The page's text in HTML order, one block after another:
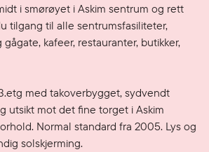
i smørøyet i Askim sentrum og rett
tilgang til alle sentrumsfasiliteter,
kafeer, restauranter, butikker,
med takoverbygget, sydvendt
utsikt mot det fine torget i Askim
Normal standard fra 2005. Lys og
solskjerming.